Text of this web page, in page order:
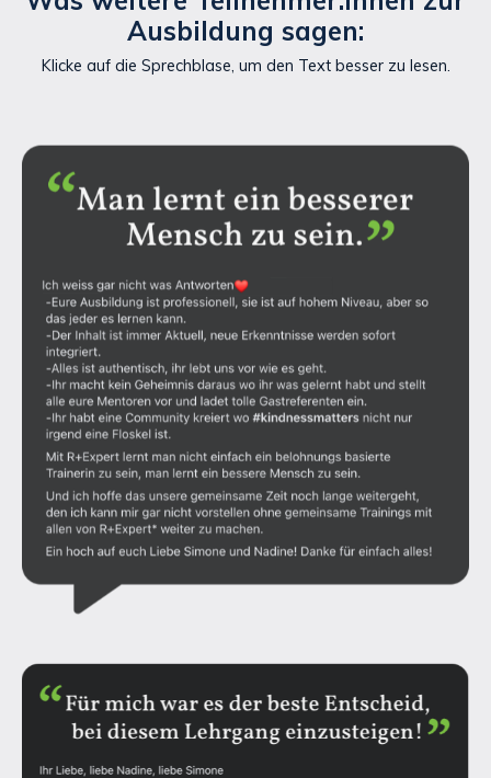
Ausbildung sagen:
Klicke auf die Sprechblase, um den Text besser zu lesen.